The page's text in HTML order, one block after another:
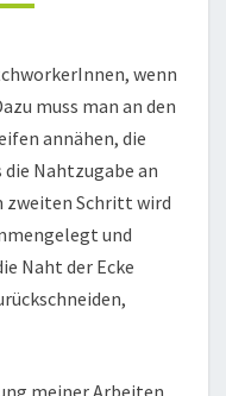
wenn
muss man an den
annähen, die
die Nahtzugabe an
zweiten Schritt wird
und
Naht der Ecke